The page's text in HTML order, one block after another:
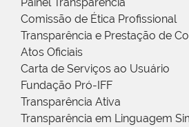
Painel Transparência
Comissão de Ética Profissional
Transparência e Prestação de
Atos Oficiais
Carta de Serviços ao Usuário
Fundação Pró-IFF
Transparência Ativa
Transparência em Linguagem